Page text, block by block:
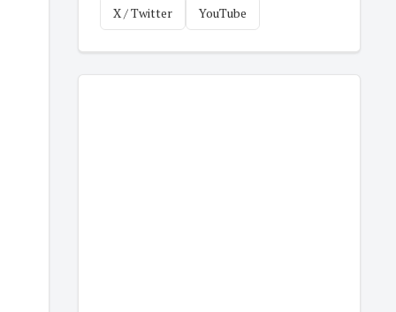
X / Twitter YouTube